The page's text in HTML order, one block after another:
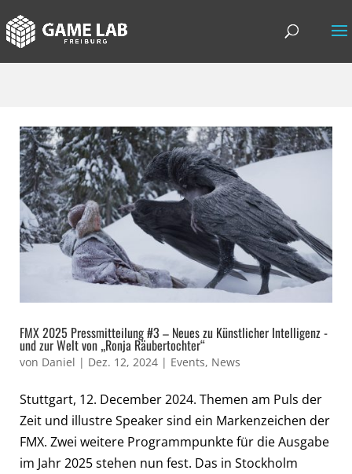
FMX 2025 Pressmitteilung #3 – Neues zu Künstlicher Intelligenz -
und zur Welt von „Ronja Räubertochter“
von Daniel | Dez. 12, 2024 | Events, News
Stuttgart, 12. December 2024. Themen am Puls der
Zeit und illustre Speaker sind ein Markenzeichen der
FMX. Zwei weitere Programmpunkte für die Ausgabe
im Jahr 2025 stehen nun fest. Das in Stockholm